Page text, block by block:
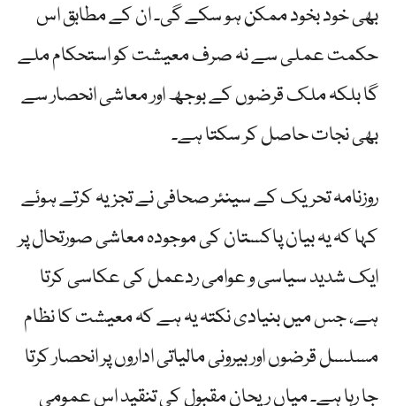
بھی خود بخود ممکن ہو سکے گی۔ ان کے مطابق اس
حکمت عملی سے نہ صرف معیشت کو استحکام ملے
گا بلکہ ملک قرضوں کے بوجھ اور معاشی انحصار سے
بھی نجات حاصل کر سکتا ہے۔
روزنامہ تحریک کے سینئر صحافی نے تجزیہ کرتے ہوئے
کہا کہ یہ بیان پاکستان کی موجودہ معاشی صورتحال پر
ایک شدید سیاسی و عوامی ردعمل کی عکاسی کرتا
ہے، جس میں بنیادی نکتہ یہ ہے کہ معیشت کا نظام
مسلسل قرضوں اور بیرونی مالیاتی اداروں پر انحصار کرتا
جا رہا ہے۔ میاں ریحان مقبول کی تنقید اس عمومی